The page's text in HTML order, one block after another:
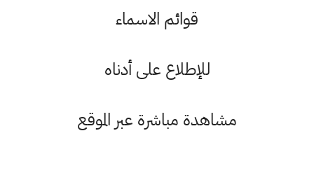
قوائم الاسماء
للإطلاع على أدناه
مشاهدة مباشرة عبر الموقع